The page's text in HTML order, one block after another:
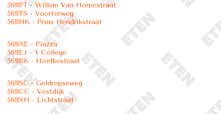
5611PT - Willem Van Hornestraat
5611TS - Voorterweg
5611HK - Prins Hendrikstraat
5611AE - Piazza
5611EJ - 't College
5611RK - Hoefkestraat
5611SC - Geldropseweg
5611CC - Vestdijk
5611XH - Lichtstraat